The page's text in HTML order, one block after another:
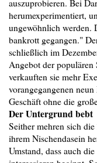
auszuprobieren. Bei
herumexperimentiert,
ungewöhnlich werden.
bankrott gegangen."
schließlich im
Angebot der
verkauften sie mehr
vorangegangenen
Geschäft ohne die
Der Untergrund bebt
Seither mehren sich
ihrem Nischendasein
Umstand, dass auch